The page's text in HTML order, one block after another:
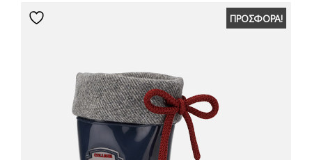
ΠΡΟΣΦΟΡΆ!